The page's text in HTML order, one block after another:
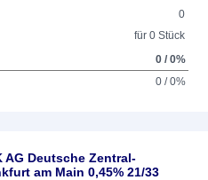
0
für 0 Stück
0 / 0%
0 / 0%
AG Deutsche Zentral-
am Main 0,45% 21/33